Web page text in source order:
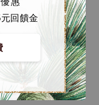
回饋金
像 布魯克達